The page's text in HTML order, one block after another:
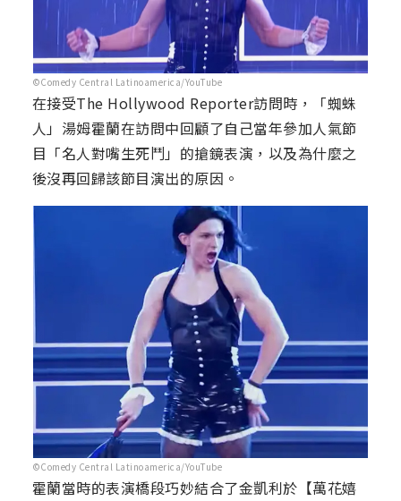
©Comedy Central Latinoamerica/YouTube
在接受The Hollywood Reporter訪問時，「蜘蛛
人」湯姆霍蘭在訪問中回顧了自己當年參加人氣節
目「名人對嘴生死鬥」的搶鏡表演，以及為什麼之
後沒再回歸該節目演出的原因。
©Comedy Central Latinoamerica/YouTube
霍蘭當時的表演橋段巧妙結合了金凱利於【萬花嬉